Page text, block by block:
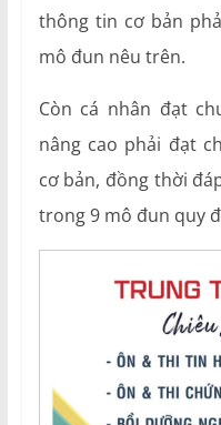
thông tin cơ bản
mô đun nêu trên.
Còn cá nhân đạt
nâng cao phải đạt
cơ bản, đồng thời
trong 9 mô đun quy